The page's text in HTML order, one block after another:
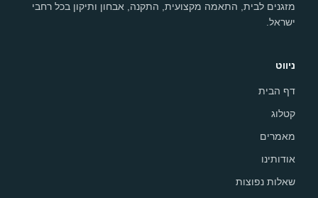
מזגנים לבית, התאמה מקצועית, התקנה, אבחון ותיקון בכל רחבי
ישראל.
ניווט
דף הבית
קטלוג
מאמרים
אודותינו
שאלות נפוצות